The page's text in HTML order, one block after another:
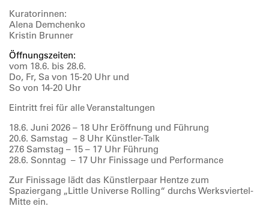
Kuratorinnen:
Alena Demchenko
Kristin Brunner
Öffnungszeiten:
vom 18.6. bis 28.6.
Do, Fr, Sa von 15-20 Uhr und
So von 14-20 Uhr
Eintritt frei für alle Veranstaltungen
18.6. Juni 2026 – 18 Uhr Eröffnung und Führung
20.6. Samstag – 8 Uhr Künstler-Talk
27.6 Samstag – 15 – 17 Uhr Führung
28.6. Sonntag – 17 Uhr Finissage und Performance
Zur Finissage lädt das Künstlerpaar Hentze zum
Spaziergang „Little Universe Rolling“ durchs Werksviertel-
Mitte ein.